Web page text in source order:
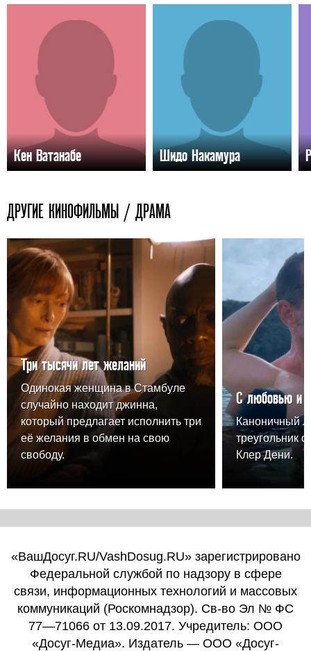
Кен Ватанабе Шидо Накамура
ДРУГИЕ КИНОФИЛЬМЫ / ДРАМА
Три тысячи лет желаний
Одинокая женщина в Стамбуле
случайно находит джинна,
который предлагает исполнить три
её желания в обмен на свою
свободу.
С любовью и
Каноничный
треугольник
Клер Дени.
«ВашДосуг.RU/VashDosug.RU» зарегистрировано
Федеральной службой по надзору в сфере
связи, информационных технологий и массовых
коммуникаций (Роскомнадзор). Св-во Эл № ФС
77—71066 от 13.09.2017. Учредитель: ООО
«Досуг-Медиа». Издатель — ООО «Досуг-